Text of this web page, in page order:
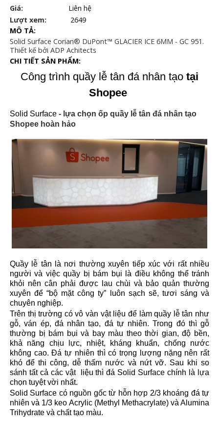
Giá:
Liên hệ
Lượt xem:
2649
MÔ TẢ:
Solid Surface Corian® DuPont™ GLACIER ICE 6MM - GC 951.
Thiết kế bởi ADP Achitects
CHI TIẾT SẢN PHẨM:
Công trình quầy lễ tân đá nhân tạo tại
Shopee
Solid Surface - lựa chọn ốp quầy lễ tân đá nhân tạo
Shopee hoàn hảo
Quầy lễ tân là nơi thường xuyên tiếp xúc với rất nhiều
người và việc quầy bị bám bụi là điều không thể tránh
khỏi nên cân phải được lau chùi và bảo quản thường
xuyên để “bộ mặt công ty” luôn sạch sẽ, tươi sáng và
chuyên nghiệp.
Trên thị trường có vô vàn vật liệu để làm quầy lễ tân như
gỗ, ván ép, đá nhân tạo, đá tự nhiên. Trong đó thì gỗ
thường bị bám bụi và bay màu theo thời gian, độ bền,
khả năng chịu lực, nhiệt, kháng khuẩn, chống nước
không cao.Đá tự nhiên thì có trọng lượng nặng nên rất
khó để thi công, dễ thấm nước và nứt vỡ. Sau khi so
sánh tất cả các vật liệu thìđá Solid Surface chính là lựa
chọn tuyệt vời nhất.
Solid Surface có nguồn gốc từ hỗn hợp 2/3 khoáng đá tự
nhiên và 1/3 keo Acrylic (Methyl Methacrylate) và Alumina
Trihydrate và chất tạo màu.